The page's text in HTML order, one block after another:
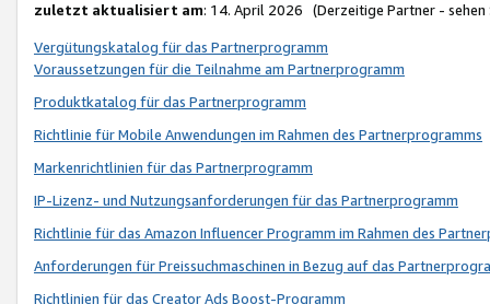
zuletzt aktualisiert am: 14. April 2026 (Derzeitige Partner - sehen
Vergütungskatalog für das Partnerprogramm
Voraussetzungen für die Teilnahme am Partnerprogramm
Produktkatalog für das Partnerprogramm
Richtlinie für Mobile Anwendungen im Rahmen des Partnerprogramms
Markenrichtlinien für das Partnerprogramm
IP-Lizenz- und Nutzungsanforderungen für das Partnerprogramm
Richtlinie für das Amazon Influencer Programm im Rahmen des
Anforderungen für Preissuchmaschinen in Bezug auf das
Richtlinien für das Creator Ads Boost-Programm